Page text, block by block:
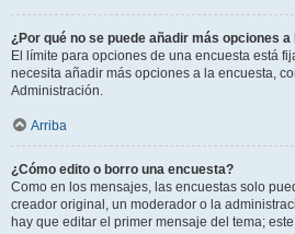
¿Por qué no se puede añadir más opciones
El límite para opciones de una encuesta está
necesita añadir más opciones a la encuesta,
Administración.
Arriba
¿Cómo edito o borro una encuesta?
Como en los mensajes, las encuestas solo
creador original, un moderador o la
hay que editar el primer mensaje del tema;